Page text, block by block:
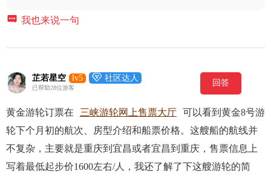
 我也来说一句
芷若星空 lv5  社区达人
已帮助28位游客
回答
黄金游轮订票在 三峡游轮网上售票大厅 可以看到黄金8号游
轮下个月初的航次、房型介绍和船票价格。这艘船的航线并
不复杂，主要就是重庆到宜昌或者宜昌到重庆，售票信息上
写着最低起步价1600左右/人，我还了解了下这艘游轮的简